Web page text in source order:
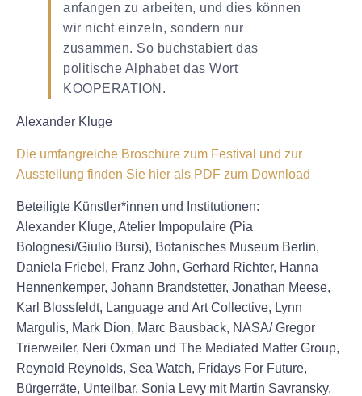
anfangen zu arbeiten, und dies können
wir nicht einzeln, sondern nur
zusammen. So buchstabiert das
politische Alphabet das Wort
KOOPERATION.
Alexander Kluge
Die umfangreiche Broschüre zum Festival und zur
Ausstellung finden Sie hier als PDF zum Download
Beteiligte Künstler*innen und Institutionen:
Alexander Kluge, Atelier Impopulaire (Pia
Bolognesi/Giulio Bursi), Botanisches Museum Berlin,
Daniela Friebel, Franz John, Gerhard Richter, Hanna
Hennenkemper, Johann Brandstetter, Jonathan Meese,
Karl Blossfeldt, Language and Art Collective, Lynn
Margulis, Mark Dion, Marc Bausback, NASA/ Gregor
Trierweiler, Neri Oxman und The Mediated Matter Group,
Reynold Reynolds, Sea Watch, Fridays For Future,
Bürgerräte, Unteilbar, Sonia Levy mit Martin Savransky,